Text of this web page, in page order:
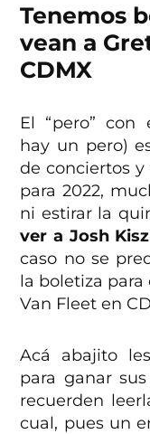
Tenemos
vean a
CDMX
El “pero” con
hay un pero)
de conciertos
para 2022,
ni estirar la
ver a Josh
caso no se
la boletiza para
Van Fleet en
Acá abajito
para ganar
recuerden
cual, pues un